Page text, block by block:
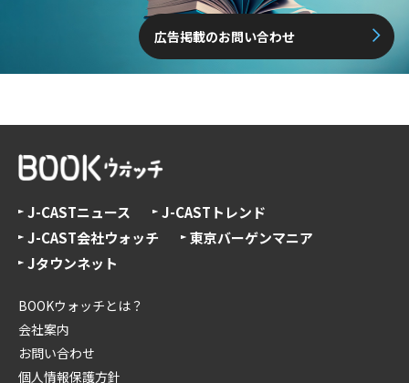
広告掲載のお問い合わせ
J-CASTニュース
J-CASTトレンド
J-CAST会社ウォッチ
東京バーゲンマニア
Jタウンネット
BOOKウォッチとは？
会社案内
お問い合わせ
個人情報保護方針